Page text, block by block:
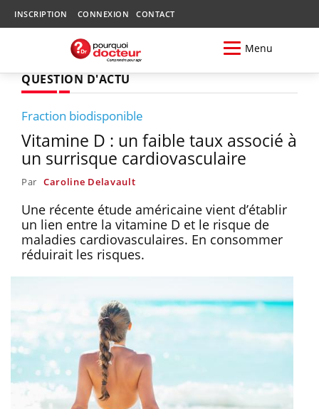
INSCRIPTION CONNEXION CONTACT
Menu
QUESTION D'ACTU
Fraction biodisponible
Vitamine D : un faible taux associé à
un surrisque cardiovasculaire
Par Caroline Delavault
Une récente étude américaine vient d’établir
un lien entre la vitamine D et le risque de
maladies cardiovasculaires. En consommer
réduirait les risques.